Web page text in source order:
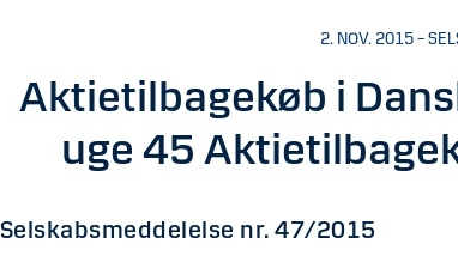
2. NOV. 2015 –
Aktietilbagekøb i
uge 45
Selskabsmeddelelse nr. 47/2015